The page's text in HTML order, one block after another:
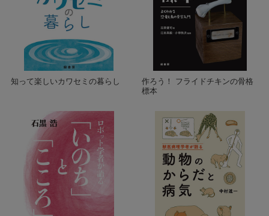
知って楽しいカワセミの暮らし
作ろう！ フライドチキンの骨格
標本